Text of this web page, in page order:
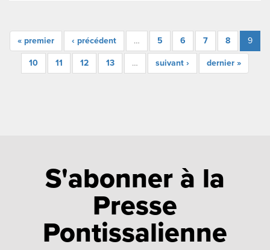
« premier ‹ précédent … 5 6 7 8 9
10 11 12 13 … suivant › dernier »
S'abonner à la
Presse
Pontissalienne